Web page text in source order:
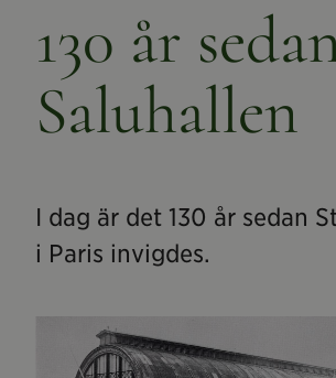
130 år
Saluhallen
I dag är det 130 år sedan
i Paris invigdes.